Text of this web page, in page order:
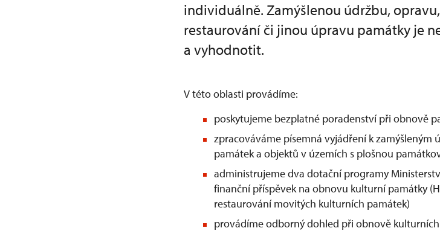
individuálně. Zamýšlenou údržbu,
restaurování či jinou úpravu památky je
a vyhodnotit.
V této oblasti provádíme:
poskytujeme bezplatné poradenství při obnově
zpracováváme písemná vyjádření k
památek a objektů v územích s plošnou
administrujeme dva dotační programy
finanční příspěvek na obnovu kulturní památky
restaurování movitých kulturních památek)
provádíme odborný dohled při obnově